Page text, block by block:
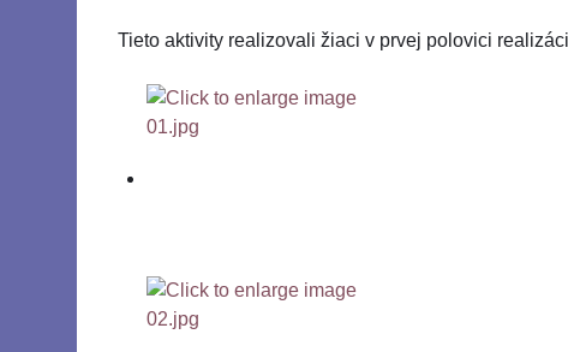
Tieto aktivity realizovali žiaci v prvej polovici